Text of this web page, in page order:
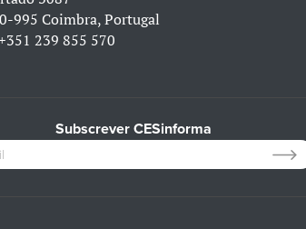
995 Coimbra, Portugal
239 855 570
Subscrever CESinforma